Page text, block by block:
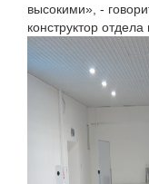
высокими», -
конструктор